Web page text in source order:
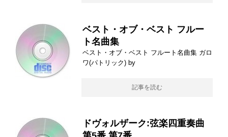
ベスト・オブ・ベスト フルー
ト名曲集
ベスト・オブ・ベスト フルート名曲集 ガロ
ワ(パトリック) by
記事を読む
ドヴォルザーク:弦楽四重奏曲